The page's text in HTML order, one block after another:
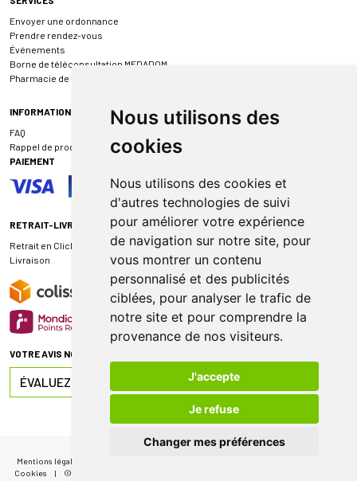
Nous utilisons des
cookies
Nous utilisons des cookies et
d'autres technologies de suivi
pour améliorer votre expérience
de navigation sur notre site, pour
vous montrer un contenu
personnalisé et des publicités
ciblées, pour analyser le trafic de
notre site et pour comprendre la
provenance de nos visiteurs.
J'accepte
Je refuse
Changer mes préférences
Envoyer une ordonnance
Prendre rendez-vous
Événements
Borne de téléconsultation MEDADOM
Pharmacie de garde
INFORMATIONS
FAQ
Rappel de produit
PAIEMENT
RETRAIT-LIVRAISON
Retrait en Click & Collect
Livraison
VOTRE AVIS NOUS INTÉRESSE
ÉVALUEZ-NOUS SUR
Mentions légales
Cookies
| © 2026 Pharmacie de Sauternes